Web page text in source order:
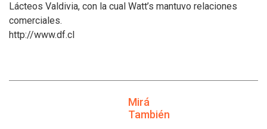
Lácteos Valdivia, con la cual Watt’s mantuvo relaciones
comerciales.
http://www.df.cl
Mirá
También